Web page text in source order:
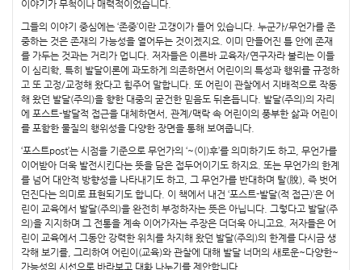
이야기가 무척이나 매력적이었습니다.
그들의 이야기 중심에는 ‘존중’이란 고갱이가 들어 있습니다. 누군가/무언가를 존
중하는 것은 존재의 가능성을 열어두는 것이겠지요. 이미 만들어진 틀 안에 존재
를 가두는 것과는 거리가 멉니다. 저자들은 이른바 교육자/연구자라 불리는 이들
이 심리학, 특히 발달이론에 과도하게 의존하면서 어린이의 특성과 행위를 규정하
고 또 고정/교정해 왔다고 힘주어 말합니다. 또 어린이 관찰에서 지배적으로 작동
해 왔던 발달(주의)을 향한 대중의 굳건한 믿음도 뒤흔듭니다. 발달(주의)의 자리
에 포스트-발달적 접근을 대체하면서, 관계/맥락 속 어린이의 풍부한 삶과 어린이
를 포함한 물질의 행위성을 다양한 장면을 통해 보여줍니다.
‘포스트post’는 시점을 기준으로 무언가의 ‘~(이)후’를 의미하기도 하고, 무언가를
이어받아 더욱 발전시킨다는 뜻을 담은 접두어이기도 하지요. 또는 무언가의 한계
를 넘어 대안적 방향성을 나타내기도 하고, 그 무언가를 반대하며 탈(脫), 즉 벗어
던진다는 의미로 표현되기도 합니다. 이 책에서 내건 ‘포스트-발달(적 접근)’은 어
린이 교육에서 발달(주의)을 완전히 부정하자는 뜻은 아닙니다. 그렇다고 발달(주
의)을 지지하며 그 전통을 계속 이어가자는 주장은 더더욱 아니고요. 저자들은 어
린이 교육에서 그동안 강력한 위치를 차지해 왔던 발달(주의)의 한계를 다시금 생
각해 보기를, 그리하여 어린이(교육)와 관찰에 대해 발달 너머의 새로운~다양한~
가능성의 시선으로 바라보고 대화 나누기를 제안합니다.